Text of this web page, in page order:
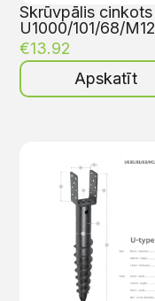
Skrūvpālis cinkots
U1000/101/68/M12
€13.92
Apskatīt